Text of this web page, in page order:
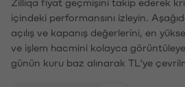
içindeki performansını izleyin.
açılış ve kapanış değerlerini, en
ve işlem hacmini kolayca
günün kuru baz alınarak TL'ye